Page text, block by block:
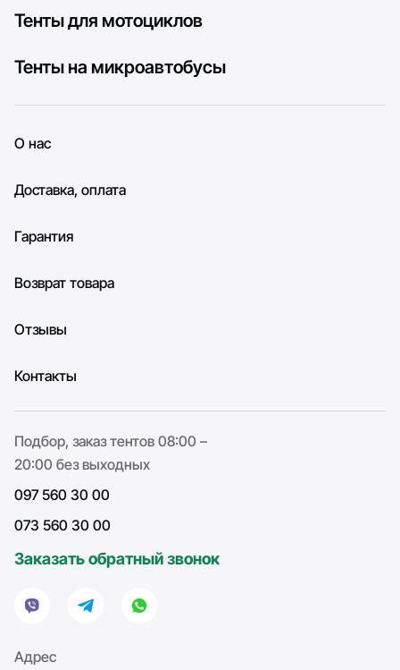
Тенты для мотоциклов
Тенты на микроавтобусы
О нас
Доставка, оплата
Гарантия
Возврат товара
Отзывы
Контакты
Подбор, заказ тентов 08:00 –
20:00 без выходных
097 560 30 00
073 560 30 00
Заказать обратный звонок
Адрес